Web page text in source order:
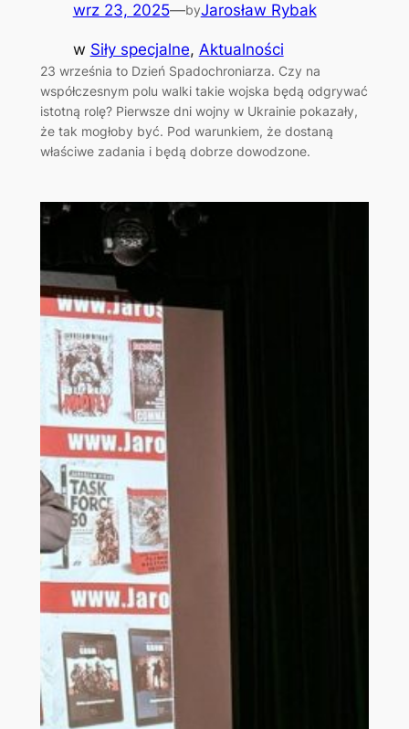
wrz 23, 2025—byJarosław Rybak
w Siły specjalne, Aktualności
23 września to Dzień Spadochroniarza. Czy na
współczesnym polu walki takie wojska będą odgrywać
istotną rolę? Pierwsze dni wojny w Ukrainie pokazały,
że tak mogłoby być. Pod warunkiem, że dostaną
właściwe zadania i będą dobrze dowodzone.